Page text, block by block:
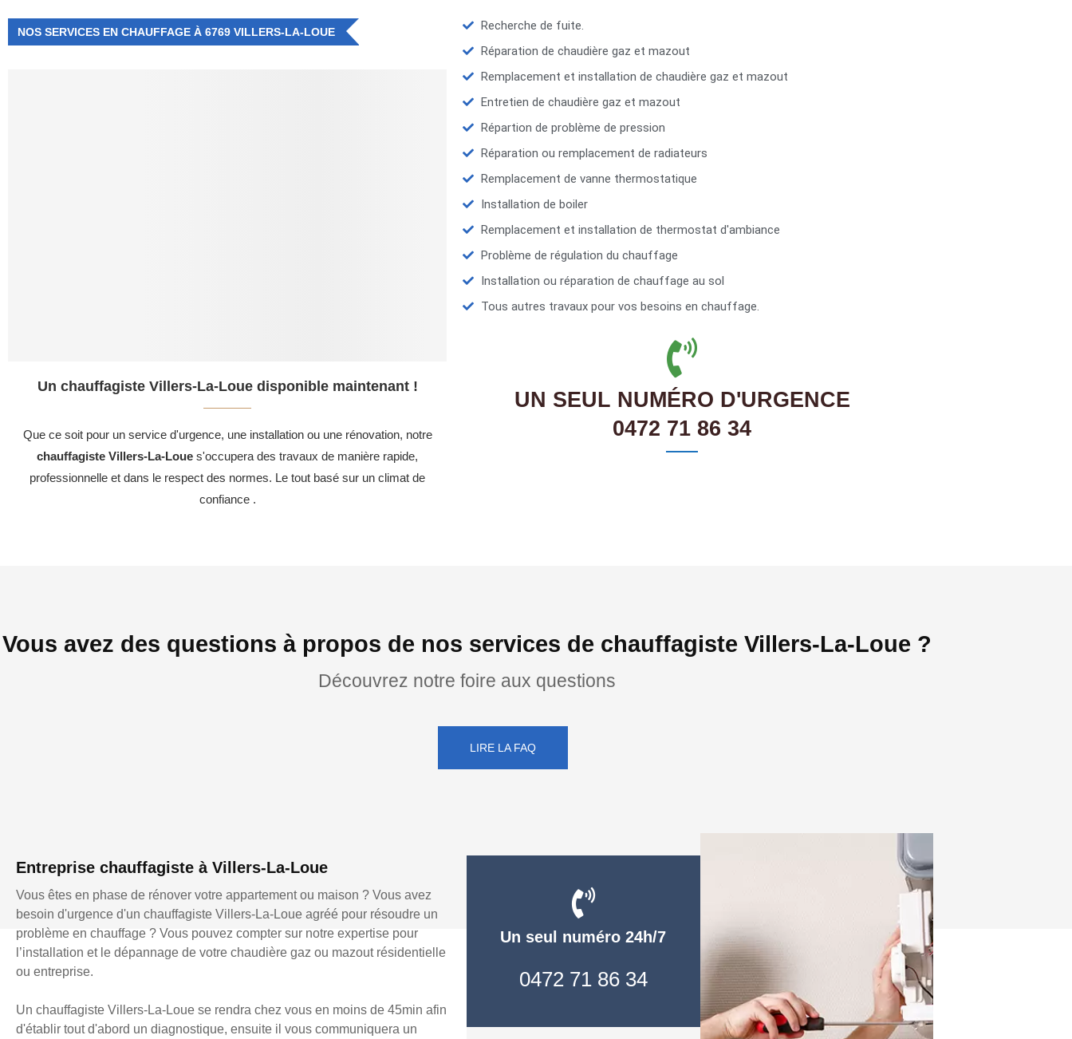
NOS SERVICES EN CHAUFFAGE À 6769 VILLERS-LA-LOUE
Un chauffagiste Villers-La-Loue disponible maintenant !
Que ce soit pour un service d'urgence, une installation ou une rénovation, notre
chauffagiste Villers-La-Loue s'occupera des travaux de manière rapide,
professionnelle et dans le respect des normes. Le tout basé sur un climat de
confiance .
Recherche de fuite.
Réparation de chaudière gaz et mazout
Remplacement et installation de chaudière gaz et mazout
Entretien de chaudière gaz et mazout
Répartion de problème de pression
Réparation ou remplacement de radiateurs
Remplacement de vanne thermostatique
Installation de boiler
Remplacement et installation de thermostat d'ambiance
Problème de régulation du chauffage
Installation ou réparation de chauffage au sol
Tous autres travaux pour vos besoins en chauffage.
UN SEUL NUMÉRO D'URGENCE
0472 71 86 34
Vous avez des questions à propos de nos services de chauffagiste Villers-La-Loue ?
Découvrez notre foire aux questions
LIRE LA FAQ
Entreprise chauffagiste à Villers-La-Loue
Vous êtes en phase de rénover votre appartement ou maison ? Vous avez
besoin d'urgence d'un chauffagiste Villers-La-Loue agréé pour résoudre un
problème en chauffage ? Vous pouvez compter sur notre expertise pour
l’installation et le dépannage de votre chaudière gaz ou mazout résidentielle
ou entreprise.
Un chauffagiste Villers-La-Loue se rendra chez vous en moins de 45min afin
d'établir tout d'abord un diagnostique, ensuite il vous communiquera un
Un seul numéro 24h/7
0472 71 86 34